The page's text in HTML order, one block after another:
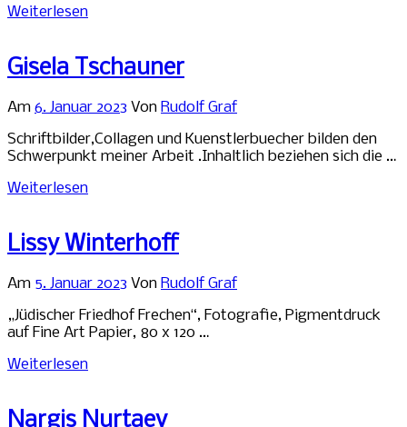
Weiterlesen
Gisela Tschauner
Am 6. Januar 2023 Von Rudolf Graf
Schriftbilder,Collagen und Kuenstlerbuecher bilden den
Schwerpunkt meiner Arbeit .Inhaltlich beziehen sich die …
Weiterlesen
Lissy Winterhoff
Am 5. Januar 2023 Von Rudolf Graf
„Jüdischer Friedhof Frechen“, Fotografie, Pigmentdruck
auf Fine Art Papier, 80 x 120 …
Weiterlesen
Nargis Nurtaev